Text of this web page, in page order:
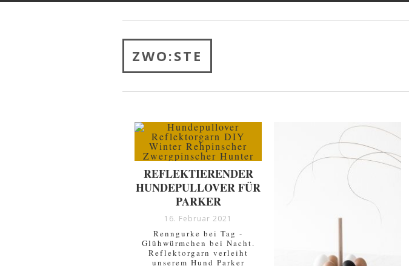
ZWO:STE
REFLEKTIERENDER
HUNDEPULLOVER FÜR
PARKER
16. Februar 2021
Renngurke bei Tag -
Glühwürmchen bei Nacht.
Reflektorgarn verleiht
unserem Hund Parker